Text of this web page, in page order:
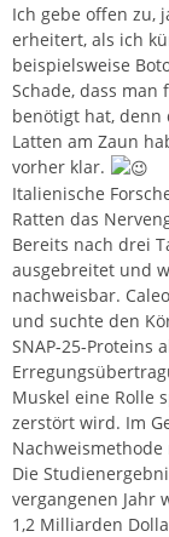
Ich gebe offen zu,
erheitert, als ich
beispielsweise
Schade, dass man
benötigt hat, denn
Latten am Zaun
vorher klar.
Italienische
Ratten das
Bereits nach drei
ausgebreitet und
nachweisbar.
und suchte den
SNAP-25-Proteins
Muskel eine Rolle
zerstört wird. Im
Die
vergangenen Jahr
1,2 Milliarden